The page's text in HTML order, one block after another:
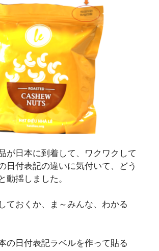
が日本に到着して、ワクワクして
日付表記の違いに気付いて、どう
動揺しました。
ておくか、ま～みんな、わかる
の日付表記ラベルを作って貼る